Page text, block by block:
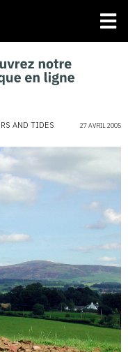
AND TIDES 27 AVRIL 2005